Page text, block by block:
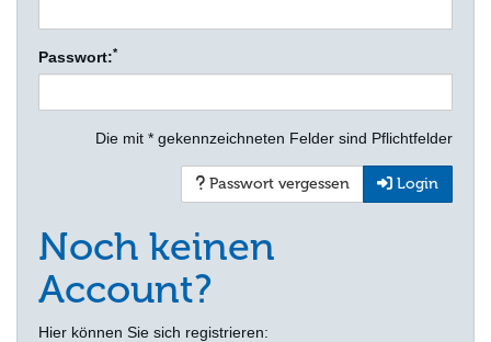
Passwort:*
Die mit * gekennzeichneten Felder sind Pflichtfelder
Passwort vergessen Login
Noch keinen
Account?
Hier können Sie sich registrieren: